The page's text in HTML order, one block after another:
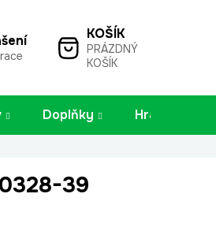
NÁKUPNÍ
KOŠÍK
PRÁZDNÝ
KOŠÍK
Doplňky Hračky
39